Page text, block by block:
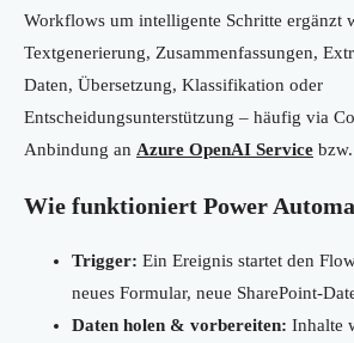
Workflows um intelligente Schritte ergänzt
Textgenerierung, Zusammenfassungen,
Daten, Übersetzung, Klassifikation oder
Entscheidungsunterstützung – häufig via
Anbindung an Azure OpenAI Service
Wie funktioniert Power
Trigger: Ein Ereignis startet den
neues Formular, neue SharePoint-
Daten holen & vorbereiten: Inhalte